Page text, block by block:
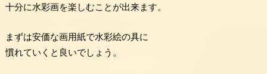
十分に水彩画を楽しむことが出来ます。
まずは安価な画用紙で水彩絵の具に
慣れていくと良いでしょう。